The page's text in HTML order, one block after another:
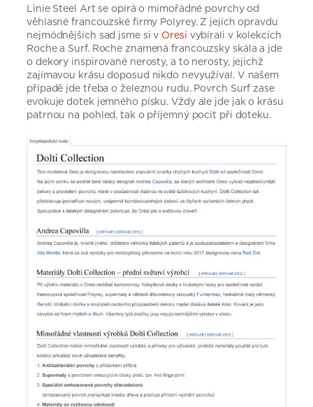
Linie Steel Art se opírá o mimořádné povrchy od
věhlasné francouzské firmy Polyrey. Z jejích opravdu
nejmódnějších sad jsme si v Oresi vybírali v kolekcích
Roche a Surf. Roche znamená francouzsky skála a jde
o dekory inspirované nerosty, a to nerosty, jejichž
zajímavou krásu doposud nikdo nevyužíval. V našem
případě jde třeba o železnou rudu. Povrch Surf zase
evokuje dotek jemného písku. Vždy ale jde jak o krásu
patrnou na pohled, tak o příjemný pocit při doteku.